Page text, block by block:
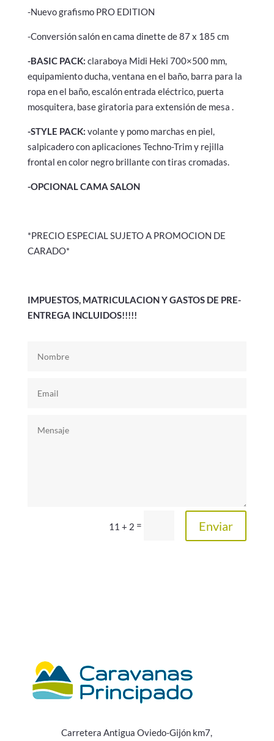
-Nuevo grafismo PRO EDITION
-Conversión salón en cama dinette de 87 x 185 cm
-BASIC PACK: claraboya Midi Heki 700×500 mm,
equipamiento ducha, ventana en el baño, barra para la
ropa en el baño, escalón entrada eléctrico, puerta
mosquitera, base giratoria para extensión de mesa .
-STYLE PACK: volante y pomo marchas en piel,
salpicadero con aplicaciones Techno-Trim y rejilla
frontal en color negro brillante con tiras cromadas.
-OPCIONAL CAMA SALON
*PRECIO ESPECIAL SUJETO A PROMOCION DE
CARADO*
IMPUESTOS, MATRICULACION Y GASTOS DE PRE-
ENTREGA INCLUIDOS!!!!!
11 + 2 = Enviar
Carretera Antigua Oviedo-Gijón km7,